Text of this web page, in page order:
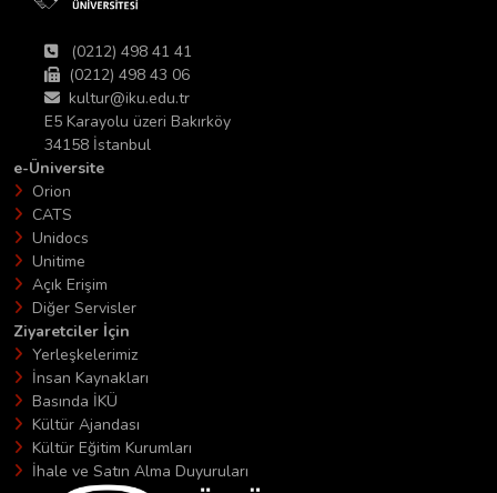
(0212) 498 41 41
(0212) 498 43 06
kultur@iku.edu.tr
E5 Karayolu üzeri Bakırköy
34158 İstanbul
e-Üniversite
Orion
CATS
Unidocs
Unitime
Açık Erişim
Diğer Servisler
Ziyaretciler İçin
Yerleşkelerimiz
İnsan Kaynakları
Basında İKÜ
Kültür Ajandası
Kültür Eğitim Kurumları
İhale ve Satın Alma Duyuruları